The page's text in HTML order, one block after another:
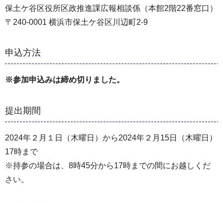
保土ケ谷区役所区政推進課広報相談係（本館2階22番窓口）
〒240-0001 横浜市保土ケ谷区川辺町2-9
申込方法
※参加申込みは締め切りました。
提出期間
2024年２月１日（木曜日）から2024年２月15日（木曜日）
17時まで
※持参の場合は、8時45分から17時までの間にお越しくだ
さい。